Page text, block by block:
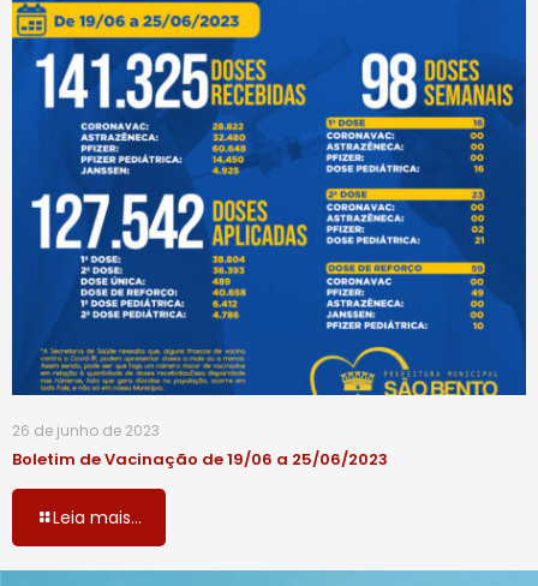
26 de junho de 2023
Boletim de Vacinação de 19/06 a 25/06/2023
Leia mais...